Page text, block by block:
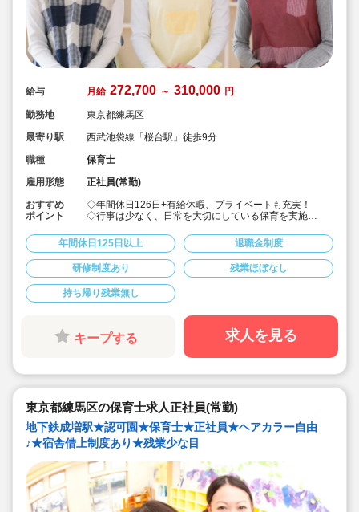
給与 月給 272,700 ～ 310,000 円
勤務地
東京都練馬区
最寄り駅
西武池袋線「桜台駅」徒歩9分
職種
保育士
雇用形態
正社員(常勤)
おすすめ
ポイント
◇年間休日126日+有給休暇、プライベートも充実！
◇行事は少なく、日常を大切にしている保育を実施
にしています。
◇産休・育休からの復帰（男性の育休実績あり）、時短
勤務実績多数で働きやすい職場です
◇ヘアカラーは自由。髪色の制限なし。
◇20代で経験少ない方もノビノビ働きやすい環境
◇書き物のICT化も進めており持ち帰り業務/残業ほぼな
し。
◇残業した場合の代は1分単位で支給されます
◇子どもが自分の意志や感情を尊重され、自分で選択し
ていくことをあたたかく見守り、子どもが主体の保育を
のような保育園
できる範囲で実施
◇在籍年数や保育経験に合わせた段階的な研修を年間総
計110回以上実施。研修も参加しやすい職場環境です
年間休日125日以上 退職金制度
研修制度あり 残業ほぼなし
持ち帰り残業無し
キープする 求人を見る
東京都練馬区の保育士求人正社員(常勤)
地下鉄成増駅★認可園★保育士★正社員★ヘアカラー自由
♪★宿舎借上制度あり★残業少な目